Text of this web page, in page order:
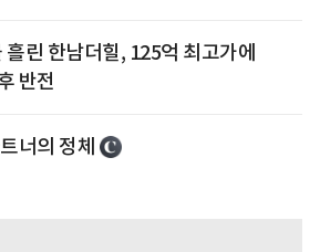
린 한남더힐, 125억 최고가에
반전
너의 정체